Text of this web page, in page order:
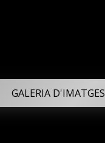
GALERIA D'IMATGES